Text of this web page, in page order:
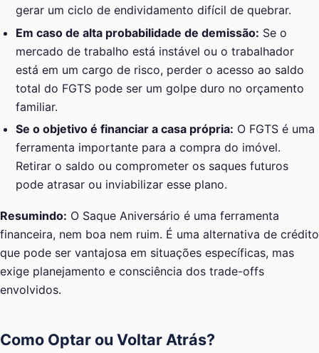
gerar um ciclo de endividamento difícil de quebrar.
Em caso de alta probabilidade de demissão: Se o
mercado de trabalho está instável ou o trabalhador
está em um cargo de risco, perder o acesso ao saldo
total do FGTS pode ser um golpe duro no orçamento
familiar.
Se o objetivo é financiar a casa própria: O FGTS é uma
ferramenta importante para a compra do imóvel.
Retirar o saldo ou comprometer os saques futuros
pode atrasar ou inviabilizar esse plano.
Resumindo: O Saque Aniversário é uma ferramenta
financeira, nem boa nem ruim. É uma alternativa de crédito
que pode ser vantajosa em situações específicas, mas
exige planejamento e consciência dos trade-offs
envolvidos.
Como Optar ou Voltar Atrás?